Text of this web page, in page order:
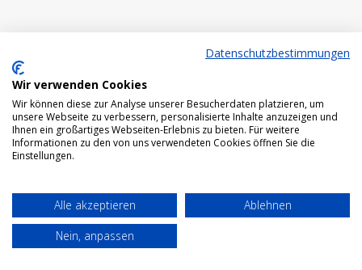
Datenschutzbestimmungen
Wir verwenden Cookies
Wir können diese zur Analyse unserer Besucherdaten platzieren, um
unsere Webseite zu verbessern, personalisierte Inhalte anzuzeigen und
Ihnen ein großartiges Webseiten-Erlebnis zu bieten. Für weitere
Informationen zu den von uns verwendeten Cookies öffnen Sie die
Einstellungen.
Alle akzeptieren
Ablehnen
Nein, anpassen